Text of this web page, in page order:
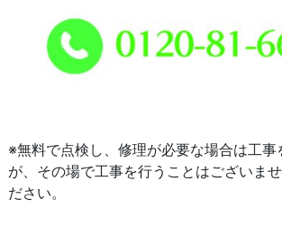
※無料で点検し、修理が必要な場合は工事
が、その場で工事を行うことはございま
ださい。